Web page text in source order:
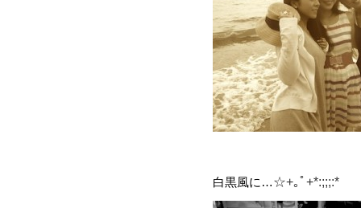
白黒風に…☆+｡ﾟ+*:;;;:*